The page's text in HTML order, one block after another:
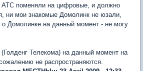
АТС поменяли на цифровые, и должно
ни мои знакомые Домолинк не юзали,
о Домолинке на данный момент - не могу
Телекома) на данный момент на
не распространяются.